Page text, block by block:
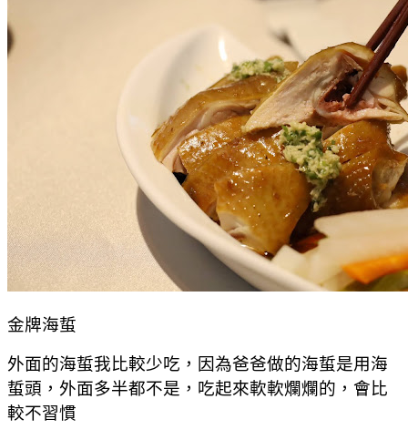
金牌海蜇
外面的海蜇我比較少吃，因為爸爸做的海蜇是用海
蜇頭，外面多半都不是，吃起來軟軟爛爛的，會比
較不習慣